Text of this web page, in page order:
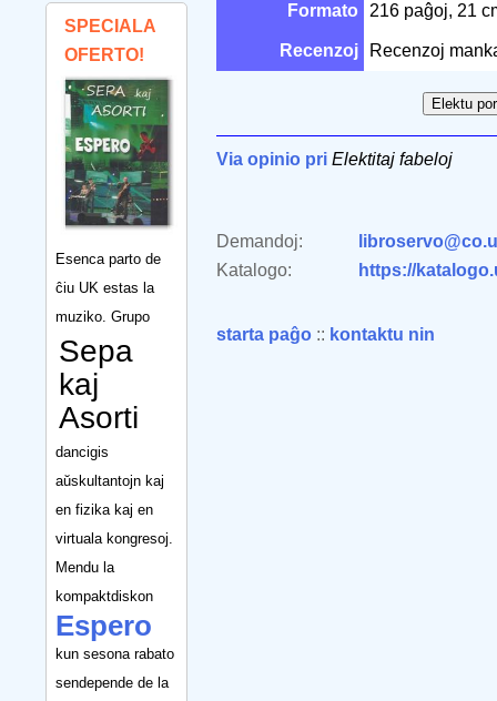
SPECIALA
OFERTO!
Esenca parto de
ĉiu UK estas la
muziko. Grupo
Sepa
kaj
Asorti
dancigis
aŭskultantojn kaj
en fizika kaj en
virtuala kongresoj.
Mendu la
kompaktdiskon
Espero
kun sesona rabato
sendepende de la
Formato 216 paĝoj, 21
Recenzoj Recenzoj
Via opinio pri Elektitaj fabeloj
Demandoj:
Katalogo:
https://
starta paĝo :: kontaktu nin